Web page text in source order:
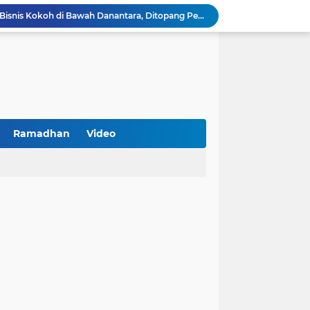
BNI Catat Fundamental Bisnis Kokoh di Bawah Danantara, Ditopang Pertumbuhan Kredit dan Kualitas Aset
Jakarta Raih Digital Excellence Awards 2026
Peringatan HAN 2026, Pemerintah Pusat Apresiasi Komitmen Surabaya Penuhi Hak dan Lindungi Anak
Khutbah Jumat: Berpegang Teguh pada Akidah Ahlus Sunnah wal Jamaah, Akidah Mayoritas Umat
Kikin Siapkan Program untuk Memajukan NU
Ramadhan Video